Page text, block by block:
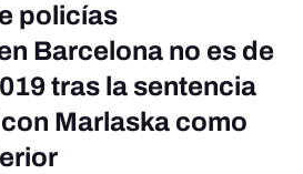
policías
Barcelona no es de
tras la sentencia
con Marlaska como